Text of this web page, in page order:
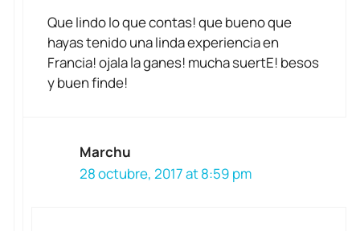
Que lindo lo que contas! que bueno que
hayas tenido una linda experiencia en
Francia! ojala la ganes! mucha suertE! besos
y buen finde!
Marchu
28 octubre, 2017 at 8:59 pm